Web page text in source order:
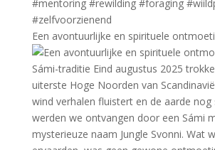
Een avontuurlijke en spirituele